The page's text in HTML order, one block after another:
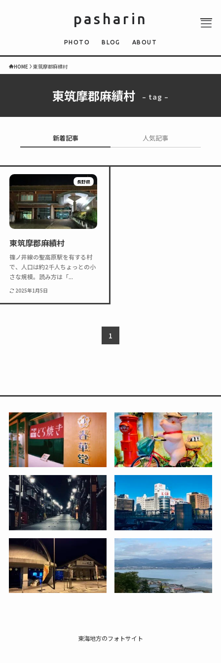
PHOTO
BLOG
pasharin
PHOTO BLOG ABOUT
HOME 東筑摩郡麻績村
東筑摩郡麻績村 – tag –
新着記事 人気記事
長野県
東筑摩郡麻績村
篠ノ井線の聖高原駅を有する村
で、人口は約2千人ちょっとの小
さな規模。読み方は「...
2025年1月5日
1
東海地方のフォトサイト